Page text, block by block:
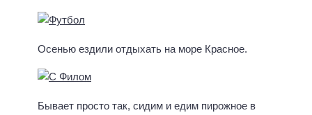
Осенью ездили отдыхать на море Красное.
Бывает просто так, сидим и едим пирожное в